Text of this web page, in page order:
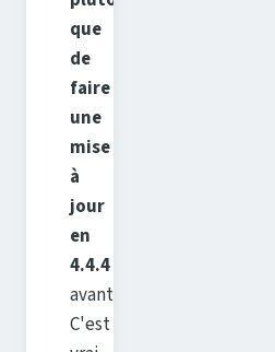
que
de
faire
une
mise
à
jour
en
4.4.4
avant.
C'est